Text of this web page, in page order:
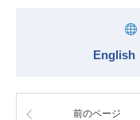
English
前のページ